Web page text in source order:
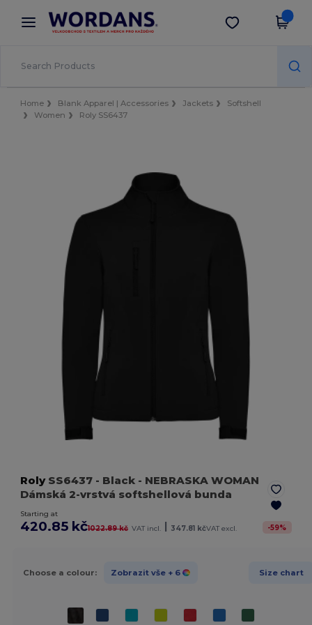
× Aplikace Wordans
Lepší ceny v aplikaci!
Stáhnout app
Home Blank Apparel | Accessories Jackets
Softshell
Women
Roly SS6437
RolySS6437 - Black - NEBRASKA WOMAN
Dámská 2-vrstvá softshellová bunda
Starting at
420.85 kč1022.89 kč VAT incl. | 347.81 kčVAT excl. -59%
Choose a colour: Zobrazit vše + 6 Size chart